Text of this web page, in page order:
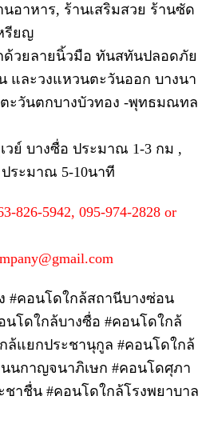
อาหาร, ร้านเสริมสวย ร้านซัด
รียญ
ด้วยลายนิ้วมือ ทันสทันปลอดภัย
และวงแหวนตะวันออก บางนา
ะวันตกบางบัวทอง -พุทธมณทล
เวย์ บางซื่อ ประมาณ 1-3 กม ,
ประมาณ 5-10นาที
5942, 095-974-2828 or
#คอนโดใกล้สถานีบางซ่อน
นโดใกล้บางซื่อ #คอนโดใกล้
ล้แยกประชานุกูล #คอนโดใกล้
นกาญจนาภิเษก #คอนโดศุภา
ชาชื่น #คอนโดใกล้โรงพยาบาล